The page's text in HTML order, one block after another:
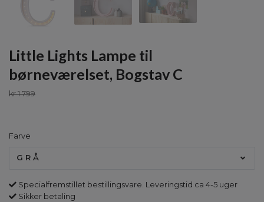
Little Lights Lampe til
børneværelset, Bogstav C
kr 1 799
Farve
GRÅ
Specialfremstillet bestillingsvare. Leveringstid ca 4-5 uger
Sikker betaling